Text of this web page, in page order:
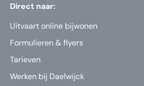
Direct naar:
Uitvaart online bijwonen
Formulieren & flyers
Tarieven
Werken bij Daelwijck